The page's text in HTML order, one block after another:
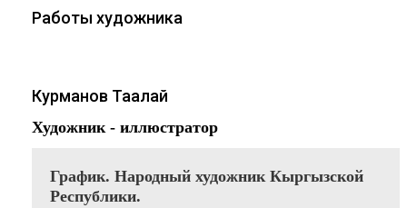
Работы художника
Курманов Таалай
Художник - иллюстратор
График. Народный художник Кыргызской
Республики.